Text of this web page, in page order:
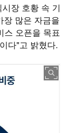
장 호황 속 기
장 많은 자금을
스 오픈을 목표
다"고 밝혔다.